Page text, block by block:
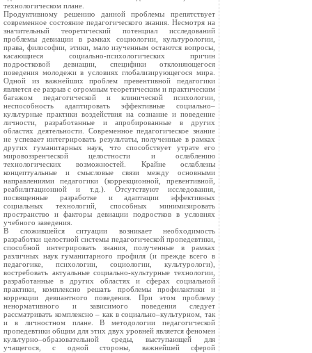
технологическом плане.
Продуктивному решению данной проблемы препятствует
современное состояние педагогического знания. Несмотря на
значительный теоретический потенциал исследований
проблемы девиации в рамках социологии, культурологии,
права, философии, этики, мало изученным остаются вопросы,
касающиеся социально-психологических причин
подростковой девиации, специфики отклоняющегося
поведения молодежи в условиях глобализирующегося мира.
Одной из важнейших проблем превентивной педагогики
является ее разрыв с огромным теоретическим и практическим
багажом педагогической и клинической психологии,
неспособность адаптировать эффективные социально–
культурные практики воздействия на сознание и поведение
личности, разработанные и апробированные в других
областях деятельности. Современное педагогическое знание
не успевает интегрировать результаты, полученные в рамках
других гуманитарных наук, что способствует утрате его
мировоззренческой целостности и ослаблению
технологических возможностей. Крайне ослаблены
концептуальные и смысловые связи между основными
направлениями педагогики (коррекционной, превентивной,
реабилитационной и т.д.). Отсутствуют исследования,
посвященные разработке и адаптации эффективных
социальных технологий, способных минимизировать
пространство и факторы девиации подростков в условиях
учебного заведения.
В сложившейся ситуации возникает необходимость
разработки целостной системы педагогической пропедевтики,
способной интегрировать знания, полученные в рамках
различных наук гуманитарного профиля (и прежде всего в
педагогике, психологии, социологии, культурологи),
востребовать актуальные социально-культурные технологии,
разработанные в других областях и сферах социальной
практики, комплексно решать проблемы профилактики и
коррекции девиантного поведения. При этом проблему
ненормативного и зависимого поведения следует
рассматривать комплексно – как в социально–культурном, так
и в личностном плане. В методологии педагогической
пропедевтики общим для этих двух уровней является феномен
культурно–образовательной среды, выступающей для
учащегося, с одной стороны, важнейшей сферой